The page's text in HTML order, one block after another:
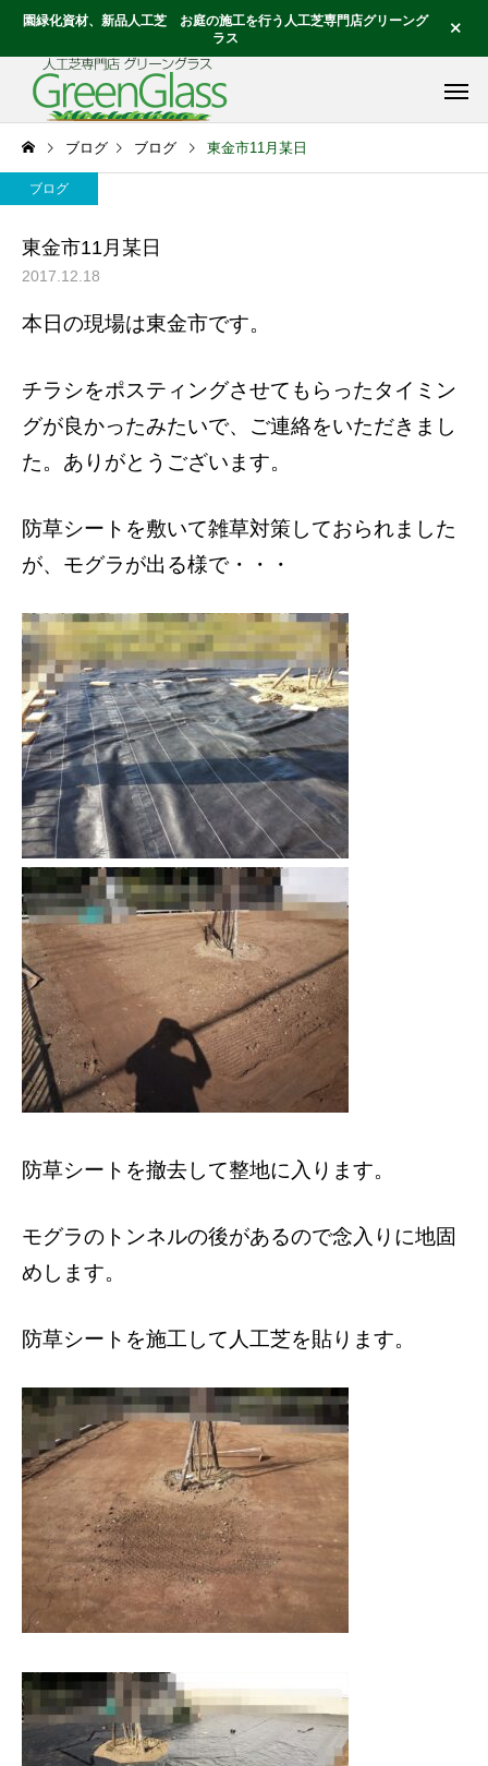
園緑化資材、新品人工芝 お庭の施工を行う人工芝専門店グリーング
ラス
ブログ ブログ 東金市11月某日
ブログ
東金市11月某日
2017.12.18
本日の現場は東金市です。
チラシをポスティングさせてもらったタイミン
グが良かったみたいで、ご連絡をいただきまし
た。ありがとうございます。
防草シートを敷いて雑草対策しておられました
が、モグラが出る様で・・・
防草シートを撤去して整地に入ります。
モグラのトンネルの後があるので念入りに地固
めします。
防草シートを施工して人工芝を貼ります。